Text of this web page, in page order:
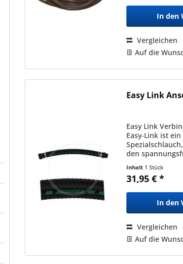
In den
Vergleichen
Auf die
Easy Link
Easy Link
Easy-Link ist
den
konzipiert
7-lagigen EPDM-
Inhalt 1 Stück
31,95 € *
In den
Vergleichen
Auf die